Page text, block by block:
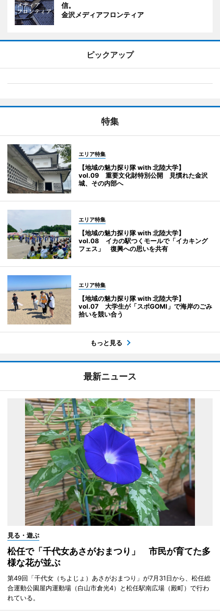
信。
金沢メディアフロンティア
ピックアップ
特集
エリア特集
【地域の魅力探り隊 with 北陸大学】
vol.09 重要文化財特別公開 見慣れた金沢
城、その内部へ
エリア特集
【地域の魅力探り隊 with 北陸大学】
vol.08 イカの駅つくモールで「イカキング
フェス」 復興への思いを共有
エリア特集
【地域の魅力探り隊 with 北陸大学】
vol.07 大学生が「スポGOMI」で海岸のごみ
拾いを競い合う
もっと見る
最新ニュース
見る・遊ぶ
松任で「千代女あさがおまつり」 市民が育てた多
様な花が並ぶ
第49回「千代女（ちよじょ）あさがおまつり」が7月31日から、松任総
合運動公園屋内運動場（白山市倉光4）と松任駅南広場（殿町）で行わ
れている。